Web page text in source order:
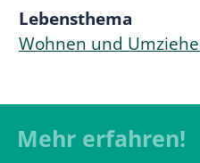
Lebensthema
Wohnen und
Mehr erfahren!